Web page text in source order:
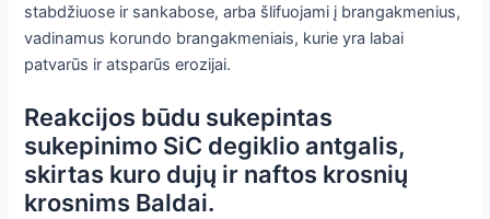
stabdžiuose ir sankabose, arba šlifuojami į brangakmenius,
vadinamus korundo brangakmeniais, kurie yra labai
patvarūs ir atsparūs erozijai.
Reakcijos būdu sukepintas
sukepinimo SiC degiklio antgalis,
skirtas kuro dujų ir naftos krosnių
krosnims Baldai.